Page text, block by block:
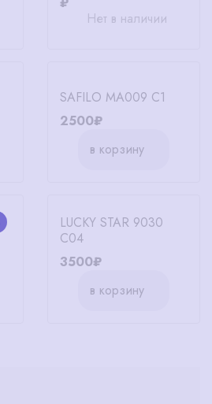
Нет в наличии
SAFILO MA009 C1
2500₽
в корзину
LUCKY STAR 9030
C04
3500₽
в корзину